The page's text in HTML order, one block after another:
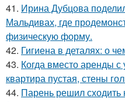
41. Ирина Дубцова
Мальдивах, где
физическую форму.
42. Гигиена в деталях: о
43. Когда вместо аренды
квартира пустая, стены
44. Парень решил